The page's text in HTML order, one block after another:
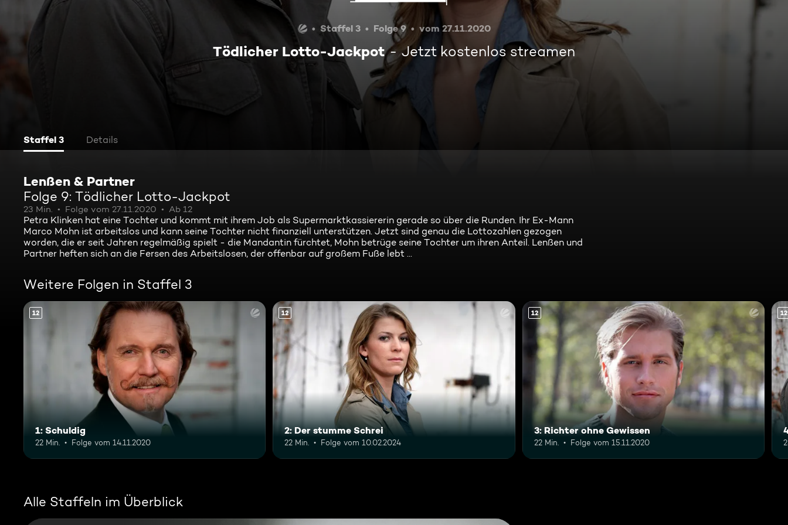
Staffel 3 Folge 9 vom 27.11.2020
Tödlicher Lotto-Jackpot Jetzt kostenlos streamen
Staffel 3 Details
Lenßen & Partner
Folge 9: Tödlicher Lotto-Jackpot
23 Min. Folge vom 27.11.2020 Ab 12
Petra Klinken hat eine Tochter und kommt mit ihrem Job als Supermarktkassiererin gerade so über die Runden. Ihr Ex-Mann
Marco Mohn ist arbeitslos und kann seine Tochter nicht finanziell unterstützen. Jetzt sind genau die Lottozahlen gezogen
worden, die er seit Jahren regelmäßig spielt - die Mandantin fürchtet, Mohn betrüge seine Tochter um ihren Anteil. Lenßen und
Partner heften sich an die Fersen des Arbeitslosen, der offenbar auf großem Fuße lebt ...
Weitere Folgen in Staffel 3
12
1: Schuldig
22 Min. Folge vom 14.11.2020
12
2: Der stumme Schrei
22 Min. Folge vom 10.02.2024
12
3: Richter ohne Gewissen
22 Min. Folge vom 15.11.2020
12
Alle Staffeln im Überblick